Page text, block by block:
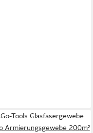
Tools Glasfasergewebe
Armierungsgewebe 200m²